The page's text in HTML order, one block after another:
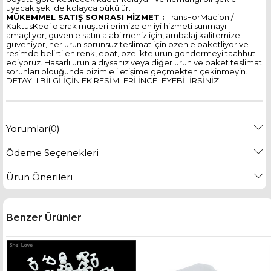
uyacak şekilde kolayca bükülür.
MÜKEMMEL SATIŞ SONRASI HİZMET :TransForMacion /
KaktüsKedi olarak müşterilerimize en iyi hizmeti sunmayı
amaçlıyor, güvenle satın alabilmeniz için, ambalaj kalitemize
güveniyor, her ürün sorunsuz teslimat için özenle paketliyor ve
resimde belirtilen renk, ebat, özelikte ürün göndermeyi taahhüt
ediyoruz. Hasarlı ürün aldıysanız veya diğer ürün ve paket teslimat
sorunları olduğunda bizimle iletişime geçmekten çekinmeyin.
DETAYLI BİLGİ İÇİN EK RESİMLERİ İNCELEYEBİLİRSİNİZ.
Yorumlar(0)
Ödeme Seçenekleri
Ürün Önerileri
Benzer Ürünler